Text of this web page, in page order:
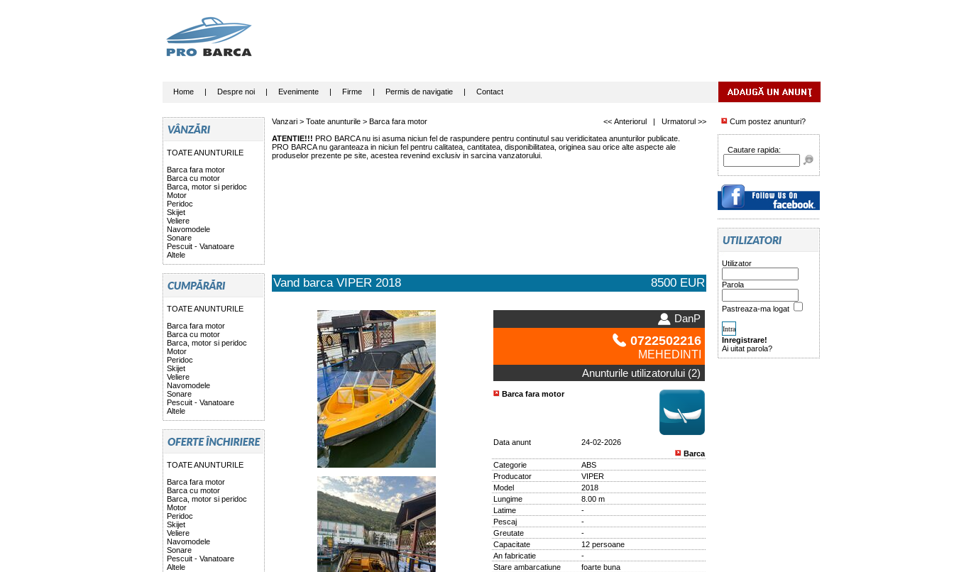
Home| Despre noi| Evenimente| Firme| Permis de navigatie| Contact
TOATE ANUNTURILE
Barca fara motor
Barca cu motor
Barca, motor si peridoc
Motor
Peridoc
Skijet
Veliere
Navomodele
Sonare
Pescuit - Vanatoare
Altele
TOATE ANUNTURILE
Barca fara motor
Barca cu motor
Barca, motor si peridoc
Motor
Peridoc
Skijet
Veliere
Navomodele
Sonare
Pescuit - Vanatoare
Altele
TOATE ANUNTURILE
Barca fara motor
Barca cu motor
Barca, motor si peridoc
Motor
Peridoc
Skijet
Veliere
Navomodele
Sonare
Pescuit - Vanatoare
Altele
Vanzari > Toate anunturile> Barca fara motor << Anteriorul| Urmatorul >>
ATENTIE!!! PRO BARCA nu isi asuma niciun fel de raspundere pentru continutul sau veridicitatea anunturilor publicate.
PRO BARCA nu garanteaza in niciun fel pentru calitatea, cantitatea, disponibilitatea, originea sau orice alte aspecte ale
produselor prezente pe site, acestea revenind exclusiv in sarcina vanzatorului.
Vand barca VIPER 2018 8500 EUR
DanP
0722502216
MEHEDINTI
Anunturile utilizatorului (2)
Barca fara motor
Data anunt
24-02-2026
Barca
Categorie
ABS
Producator
VIPER
Model
2018
Lungime
8.00 m
Latime
-
Pescaj
-
Greutate
-
Capacitate
12 persoane
An fabricatie
-
Stare ambarcatiune
foarte buna
Cum postez anunturi?
Cautare rapida:
Utilizator
Parola
Pastreaza-ma logat
Inregistrare!
Ai uitat parola?